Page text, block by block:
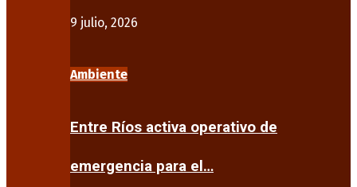
9 julio, 2026
Ambiente
Entre Ríos activa operativo de
emergencia para el…